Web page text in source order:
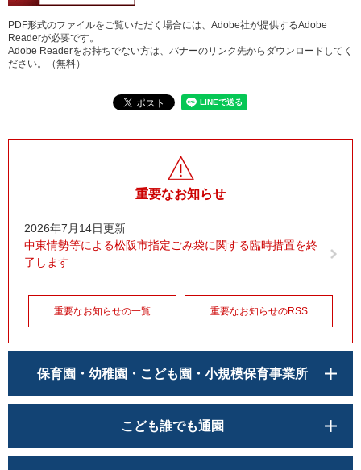
PDF形式のファイルをご覧いただく場合には、Adobe社が提供するAdobe
Readerが必要です。
Adobe Readerをお持ちでない方は、バナーのリンク先からダウンロードしてく
ださい。（無料）
重要なお知らせ
2026年7月14日更新
中東情勢等による松阪市指定ごみ袋に関する臨時措置を終
了します
重要なお知らせの一覧 重要なお知らせのRSS
保育園・幼稚園・こども園・小規模保育事業所
こども誰でも通園